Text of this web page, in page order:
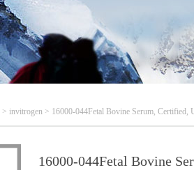
invitrogen > 16000-044Fetal Bovine Serum, Certified,
16000-044Fetal Bovine